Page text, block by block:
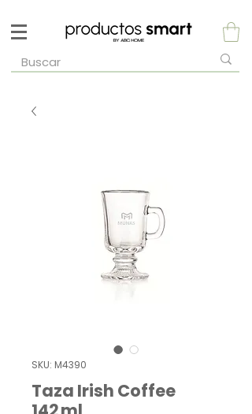
SKU: M4390
Taza Irish Coffee